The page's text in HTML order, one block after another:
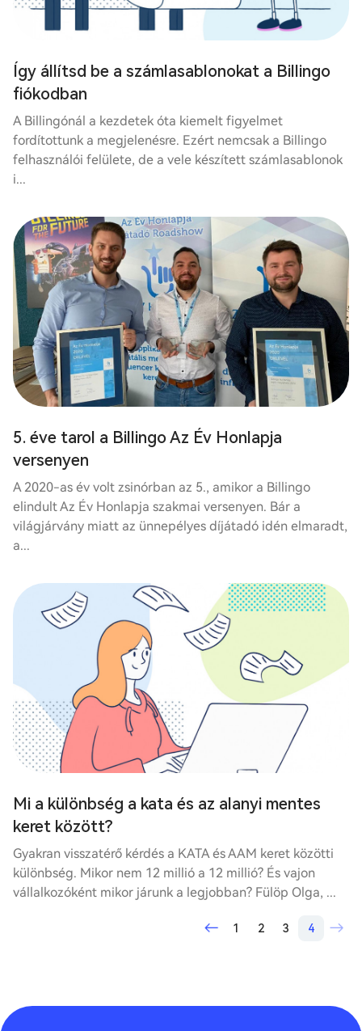
Így állítsd be a számlasablonokat a Billingo
fiókodban
A Billingónál a kezdetek óta kiemelt figyelmet
fordítottunk a megjelenésre. Ezért nemcsak a Billingo
felhasználói felülete, de a vele készített számlasablonok
i...
5. éve tarol a Billingo Az Év Honlapja
versenyen
A 2020-as év volt zsinórban az 5., amikor a Billingo
elindult Az Év Honlapja szakmai versenyen. Bár a
világjárvány miatt az ünnepélyes díjátadó idén elmaradt,
a...
Mi a különbség a kata és az alanyi mentes
keret között?
Gyakran visszatérő kérdés a KATA és AAM keret közötti
különbség. Mikor nem 12 millió a 12 millió? És vajon
vállalkozóként mikor járunk a legjobban? Fülöp Olga, ...
1 2 3 4